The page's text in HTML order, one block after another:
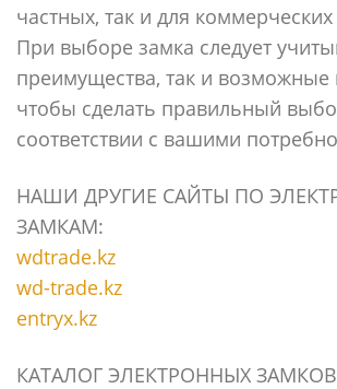
частных, так и для
При выборе замка следует
преимущества, так и возможные
чтобы сделать правильный
соответствии с вашими
НАШИ ДРУГИЕ САЙТЫ ПО
ЗАМКАМ:
wdtrade.kz
wd-trade.kz
entryx.kz
КАТАЛОГ ЭЛЕКТРОННЫХ